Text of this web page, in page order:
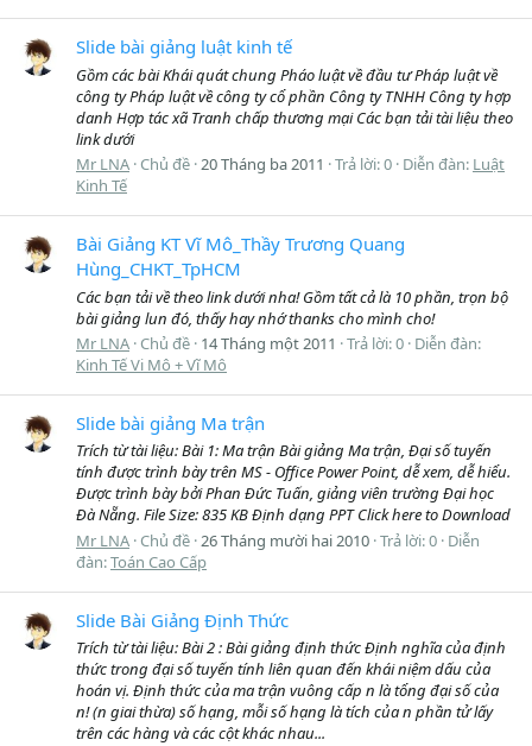
Slide bài giảng luật kinh tế
Gồm các bài Khái quát chung Pháo luật về đầu tư Pháp luật về
công ty Pháp luật về công ty cổ phần Công ty TNHH Công ty hợp
danh Hợp tác xã Tranh chấp thương mại Các bạn tải tài liệu theo
link dưới
Mr LNA Chủ đề 20 Tháng ba 2011 Trả lời: 0 Diễn đàn: Luật
Kinh Tế
Bài Giảng KT Vĩ Mô_Thầy Trương Quang
Hùng_CHKT_TpHCM
Các bạn tải về theo link dưới nha! Gồm tất cả là 10 phần, trọn bộ
bài giảng lun đó, thấy hay nhớ thanks cho mình cho!
Mr LNA Chủ đề 14 Tháng một 2011 Trả lời: 0 Diễn đàn:
Kinh Tế Vi Mô + Vĩ Mô
Slide bài giảng Ma trận
Trích từ tài liệu: Bài 1: Ma trận Bài giảng Ma trận, Đại số tuyến
tính được trình bày trên MS - Office Power Point, dễ xem, dễ hiểu.
Được trình bày bởi Phan Đức Tuấn, giảng viên trường Đại học
Đà Nẵng. File Size: 835 KB Định dạng PPT Click here to Download
Mr LNA Chủ đề 26 Tháng mười hai 2010 Trả lời: 0 Diễn
đàn:Toán Cao Cấp
Slide Bài Giảng Định Thức
Trích từ tài liệu: Bài 2 : Bài giảng định thức Định nghĩa của định
thức trong đại số tuyến tính liên quan đến khái niệm dấu của
hoán vị. Định thức của ma trận vuông cấp n là tổng đại số của
n! (n giai thừa) số hạng, mỗi số hạng là tích của n phần tử lấy
trên các hàng và các cột khác nhau...